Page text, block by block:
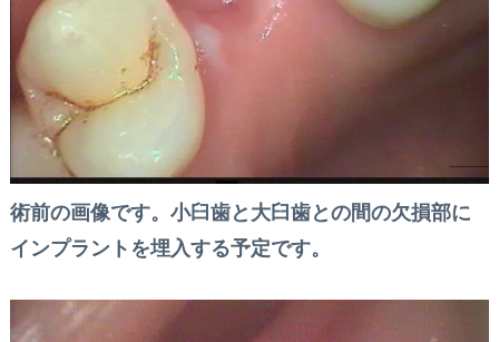
術前の画像です。小臼歯と大臼歯との間の欠損部に
インプラントを埋入する予定です。